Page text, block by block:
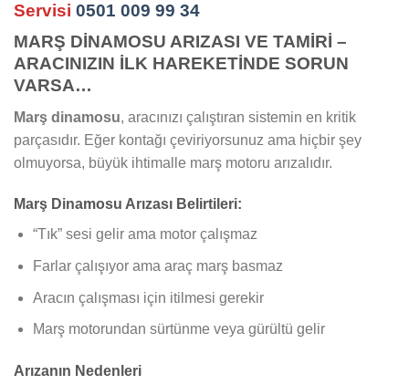
Servisi 0501 009 99 34
MARŞ DİNAMOSU ARIZASI VE TAMİRİ –
ARACINIZIN İLK HAREKETİNDE SORUN
VARSA…
Marş dinamosu, aracınızı çalıştıran sistemin en kritik
parçasıdır. Eğer kontağı çeviriyorsunuz ama hiçbir şey
olmuyorsa, büyük ihtimalle marş motoru arızalıdır.
Marş Dinamosu Arızası Belirtileri:
“Tık” sesi gelir ama motor çalışmaz
Farlar çalışıyor ama araç marş basmaz
Aracın çalışması için itilmesi gerekir
Marş motorundan sürtünme veya gürültü gelir
Arızanın Nedenleri